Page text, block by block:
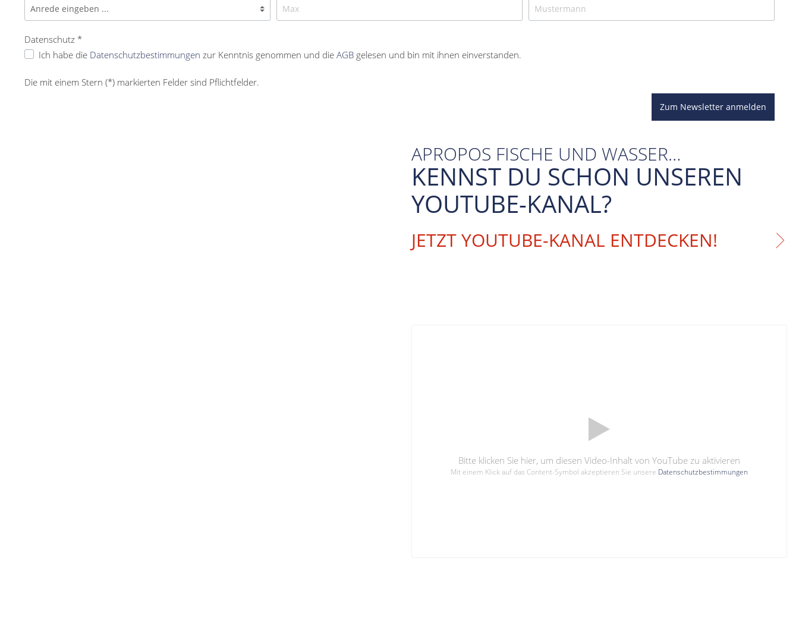
Datenschutz *
Ich habe die Datenschutzbestimmungen zur Kenntnis genommen und die AGB gelesen und bin mit ihnen einverstanden.
Die mit einem Stern (*) markierten Felder sind Pflichtfelder.
Zum Newsletter anmelden
APROPOS FISCHE UND WASSER…
KENNST DU SCHON UNSEREN
YOUTUBE-KANAL?
JETZT YOUTUBE-KANAL ENTDECKEN!
Bitte klicken Sie hier, um diesen Video-Inhalt von YouTube zu aktivieren
Mit einem Klick auf das Content-Symbol akzeptieren Sie unsere Datenschutzbestimmungen